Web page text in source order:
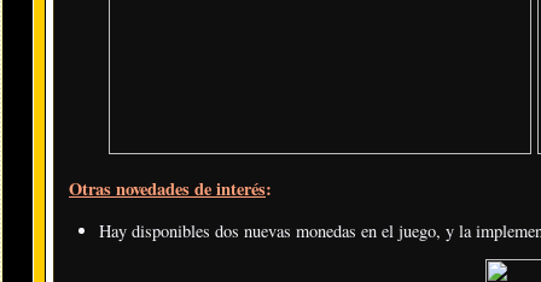
Otras novedades de interés:
Hay disponibles dos nuevas monedas en el juego, y la